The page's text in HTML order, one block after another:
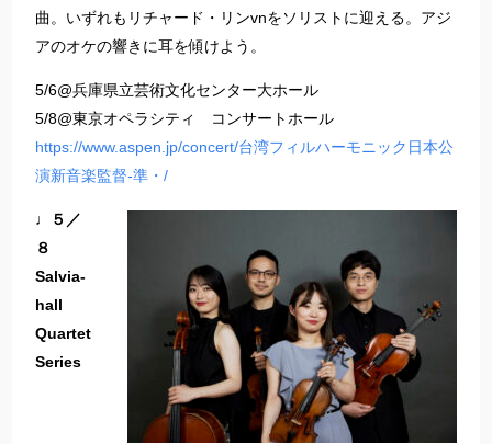
曲。いずれもリチャード・リンvnをソリストに迎える。アジ
アのオケの響きに耳を傾けよう。
5/6@兵庫県立芸術文化センター大ホール
5/8@東京オペラシティ コンサートホール
https://www.aspen.jp/concert/台湾フィルハーモニック日本公
演新音楽監督-準・/
♩５／
８
Salvia-
hall
Quartet
Series